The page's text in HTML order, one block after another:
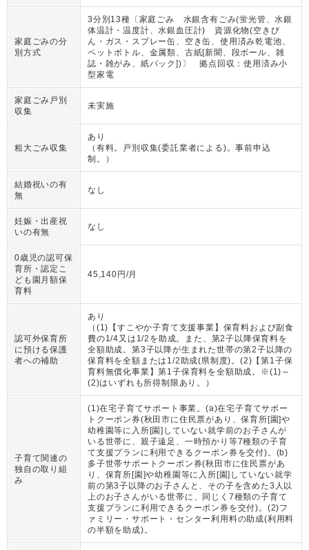
家庭ごみの分
別方式
3分別13種〔家庭ごみ 水銀含有ごみ(蛍光管、水銀
体温計・温度計、水銀血圧計) 資源化物(空きび
ん・ガス・スプレー缶、空き缶、使用済み乾電池、
ペットボトル、金属類、古紙[新聞、段ボール、雑
誌・雑がみ、紙パック])〕 拠点回収：使用済み小
型家電
家庭ごみ戸別
収集
未実施
粗大ごみ収集
あり
（ 有料。戸別収集(委託業者による)。事前申込
制。
）
結婚祝いの有
無
なし
妊娠・出産祝
いの有無
なし
0歳児の認可保
育所・認定こ
ども園月額保
育料
45,140円/月
認可外保育所
に預ける保護
者への補助
あり
（ (1)【すこやか子育て支援事業】保育料および副食
費の1/4又は1/2を助成。また、第2子以降保育料を
全額助成。第3子以降が生まれた世帯の第2子以降の
保育料を全額または1/2助成(県制度)。(2)【第1子保
育料無償化事業】第1子保育料を全額助成。※(1)～
(2)はいずれも所得制限あり。
）
子育て関連の
独自の取り組
み
(1)在宅子育てサポート事業。(a)在宅子育てサポー
トクーポン券(秋田市に住民票があり、保育所[園]や
幼稚園等に入所[園]していない就学前のお子さんが
いる世帯に、親子遠足、一時預かり等7種類の子育
て支援プランに利用できるクーポン券を交付)。(b)
多子世帯サポートクーポン券(秋田市に住民票があ
り、保育所[園]や幼稚園等に入所[園]していない就学
前の第3子以降のお子さんと、その子を含めた3人以
上のお子さんがいる世帯に、同じく7種類の子育て
支援プランに利用できるクーポン券を交付)。(2)フ
ァミリー・サポート・センター利用料の助成(利用料
の半額を助成)。